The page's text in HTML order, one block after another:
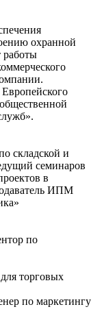
охранной
работы
складской и
семинаров
в
ИПМ
по
торговых